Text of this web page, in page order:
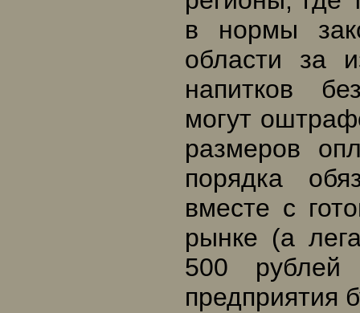
в нормы
области за
напитков
могут
размеров
порядка
вместе с
рынке (а
500 рублей
предприятия